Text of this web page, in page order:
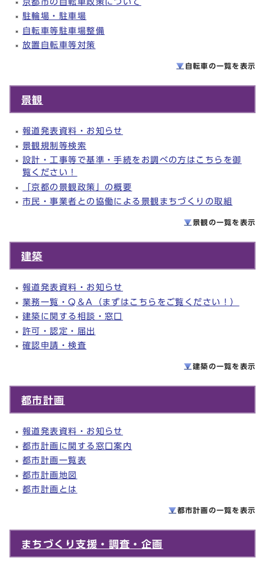
駐輪場・駐車場
自転車等駐車場整備
放置自転車等対策
自転車の一覧を 表示
景観
報道発表資料・お知らせ
景観規制等検索
設計・工事等で基準・手続をお調べの方はこちらを御
覧ください！
「京都の景観政策」の概要
市民・事業者との協働による景観まちづくりの取組
景観の一覧を 表示
建築
報道発表資料・お知らせ
業務一覧・Q＆A（まずはこちらをご覧ください！）
建築に関する相談・窓口
許可・認定・届出
確認申請・検査
建築の一覧を 表示
都市計画
報道発表資料・お知らせ
都市計画に関する窓口案内
都市計画一覧表
都市計画地図
都市計画とは
都市計画の一覧を 表示
まちづくり支援・調査・企画